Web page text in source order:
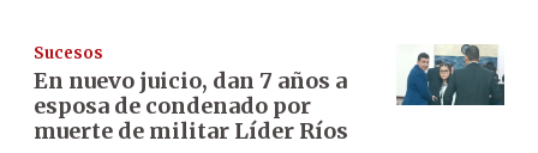
Sucesos
En nuevo juicio, dan 7 años a
esposa de condenado por
muerte de militar Líder Ríos